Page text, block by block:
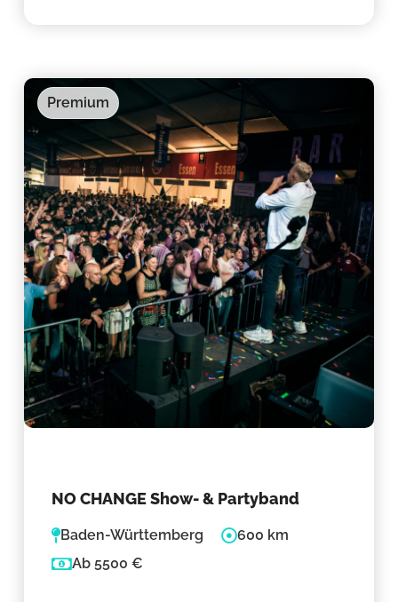
Premium
NO CHANGE Show- & Partyband
Baden-Württemberg
600 km
Ab 5500 €